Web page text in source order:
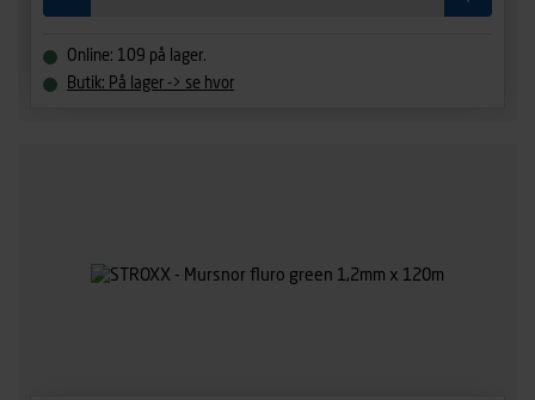
Online: 109 på lager.
Butik: På lager -> se hvor